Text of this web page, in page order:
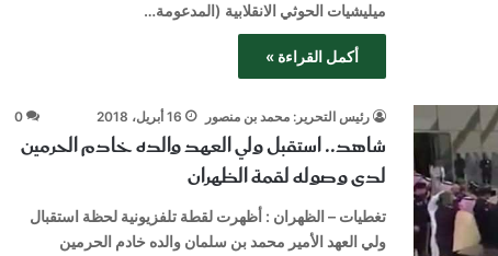
ميليشيات الحوثي الانقلابية (المدعومة…
أكمل القراءة »
رئيس التحرير: محمد بن منصور 16 أبريل، 2018 0
شاهد.. استقبل ولي العهد والده خادم الحرمين
لدى وصوله لقمة الظهران
تغطيات – الظهران : أظهرت لقطة تلفزيونية لحظة استقبال
ولي العهد الأمير محمد بن سلمان والده خادم الحرمين